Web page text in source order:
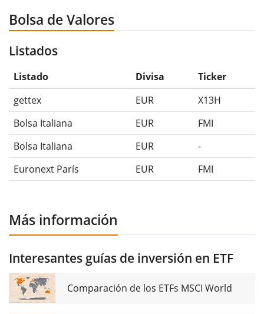
Bolsa de Valores
Listados
Listado Divisa
Ticker
gettex
EUR
X13H
Bolsa Italiana
EUR
FMI
Bolsa Italiana
EUR
-
Euronext París
EUR FMI
Más información
Interesantes guías de inversión en ETF
Comparación de los ETFs MSCI World